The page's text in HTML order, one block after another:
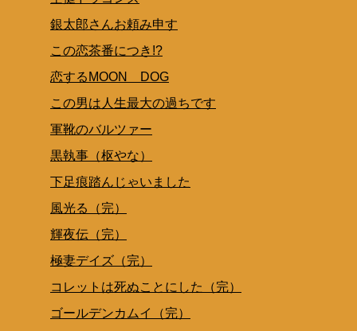
銀太郎さんお頼み申す
この恋茶番につき!?
恋するMOON DOG
この男は人生最大の過ちです
軍靴のバルツァー
黒執事（枢やな）
下足痕踏んじゃいました
風光る（完）
輝夜伝（完）
極妻デイズ（完）
コレットは死ぬことにした（完）
ゴールデンカムイ（完）